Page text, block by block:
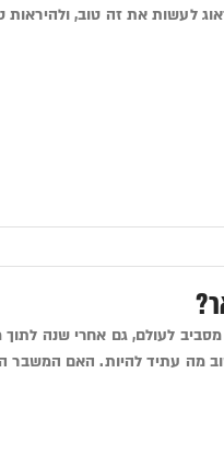
לעשות את זה טוב, ולהיראות
לעולם, גם אחרי שנה לתוך
מה עתיד להיות. האם המשבר